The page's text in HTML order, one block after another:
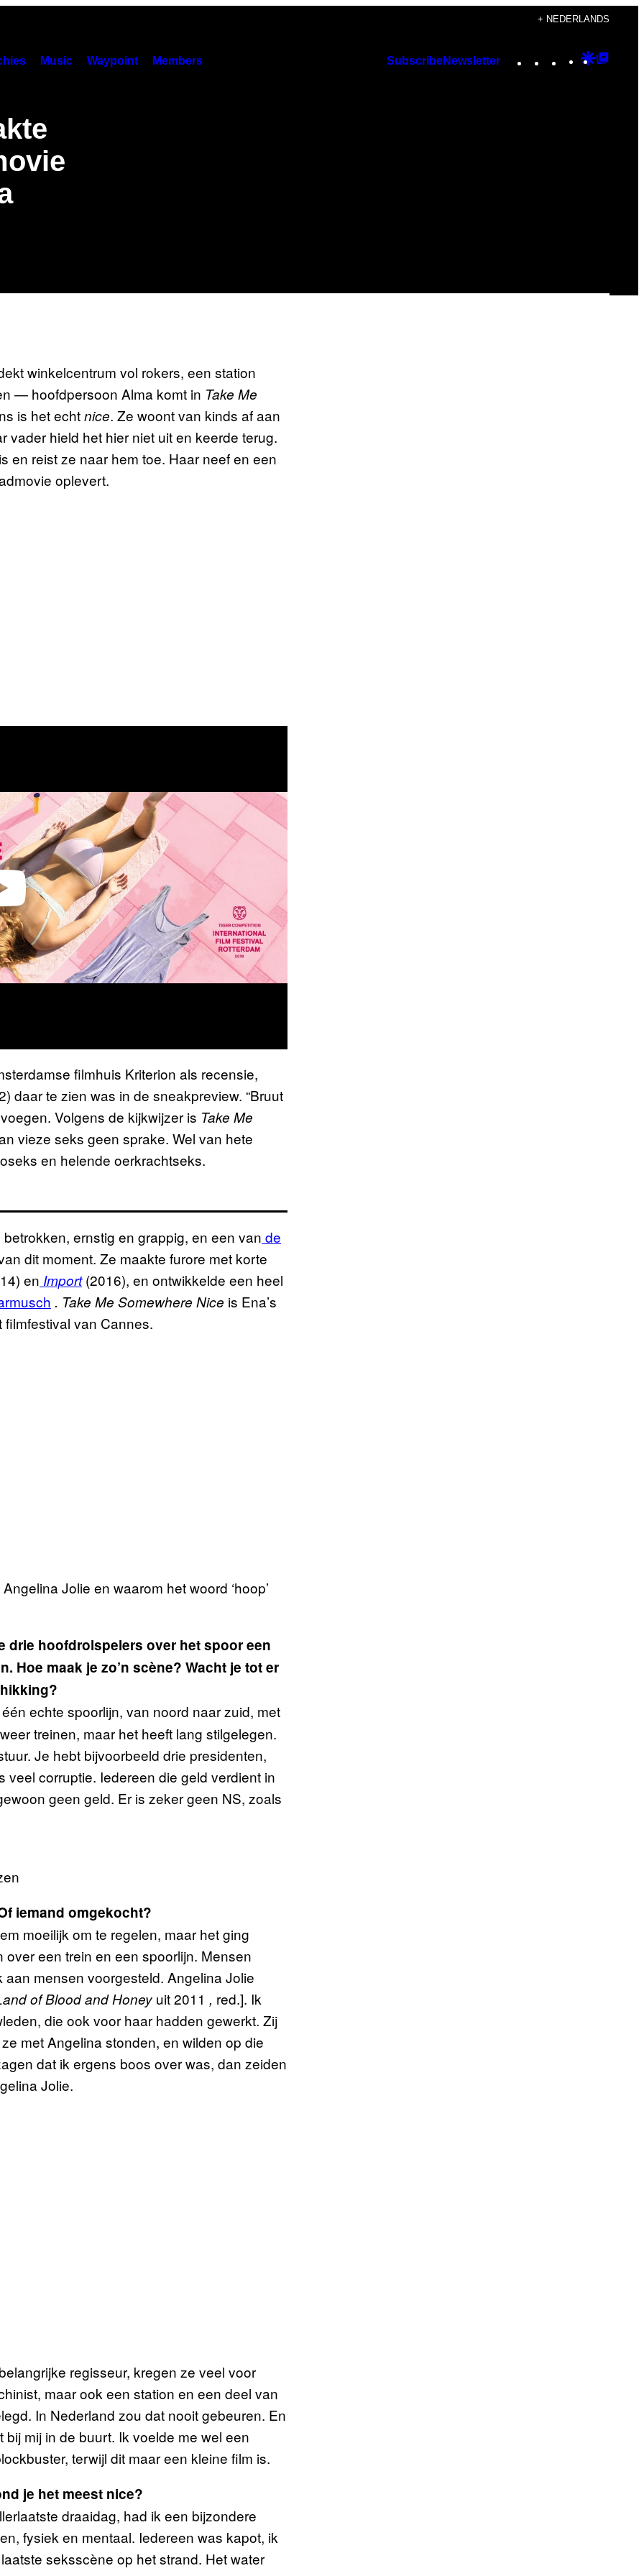
+ NEDERLANDS
Music Waypoint Members SubscribeNewsletter Instagram
TikTok
YouTube
Google
winkelcentrum vol rokers, een station
— hoofdpersoon Alma komt in Take Me
is het echtnice. Ze woont van kinds af aan
vader hield het hier niet uit en keerde terug.
en reist ze naar hem toe. Haar neef en een
oplevert.
filmhuis Kriterion als recensie,
daar te zien was in de sneakpreview. “Bruut
Volgens de kijkwijzer is Take Me
vieze seks geen sprake. Wel van hete
en helende oerkrachtseks.
ernstig en grappig, en een van de
dit moment. Ze maakte furore met korte
en Import(2016), en ontwikkelde een heel
. Take Me Somewhere Nice is Ena’s
van Cannes.
Jolie en waarom het woord ‘hoop’
drie hoofdrolspelers over het spoor een
Hoe maak je zo’n scène? Wacht je tot er
echte spoorlijn, van noord naar zuid, met
treinen, maar het heeft lang stilgelegen.
Je hebt bijvoorbeeld drie presidenten,
corruptie. Iedereen die geld verdient in
geen geld. Er is zeker geen NS, zoals
iemand omgekocht?
moeilijk om te regelen, maar het ging
een trein en een spoorlijn. Mensen
mensen voorgesteld. Angelina Jolie
of Blood and Honey uit 2011 , red.]. Ik
die ook voor haar hadden gewerkt. Zij
met Angelina stonden, en wilden op die
dat ik ergens boos over was, dan zeiden
Jolie.
regisseur, kregen ze veel voor
maar ook een station en een deel van
In Nederland zou dat nooit gebeuren. En
mij in de buurt. Ik voelde me wel een
terwijl dit maar een kleine film is.
je het meest nice?
draaidag, had ik een bijzondere
fysiek en mentaal. Iedereen was kapot, ik
seksscène op het strand. Het water